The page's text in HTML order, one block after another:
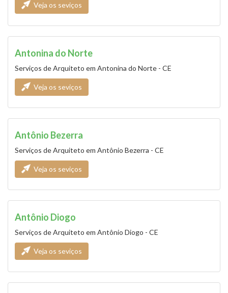
Veja os seviços
Antonina do Norte
Serviços de Arquiteto em Antonina do Norte - CE
Veja os seviços
Antônio Bezerra
Serviços de Arquiteto em Antônio Bezerra - CE
Veja os seviços
Antônio Diogo
Serviços de Arquiteto em Antônio Diogo - CE
Veja os seviços